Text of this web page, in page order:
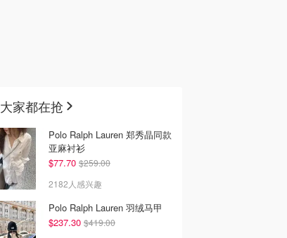
大家都在抢
Polo Ralph Lauren 郑秀晶同款
亚麻衬衫
$77.70 $259.00
2182人感兴趣
Polo Ralph Lauren 羽绒马甲
$237.30 $419.00